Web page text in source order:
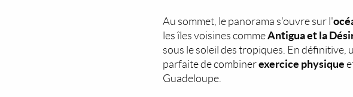
Au sommet, le panorama s'ouvre sur l'
les îles voisines commeAntigua et la
sous le soleil des tropiques. En définitive,
parfaite de combinerexercice physique
Guadeloupe.